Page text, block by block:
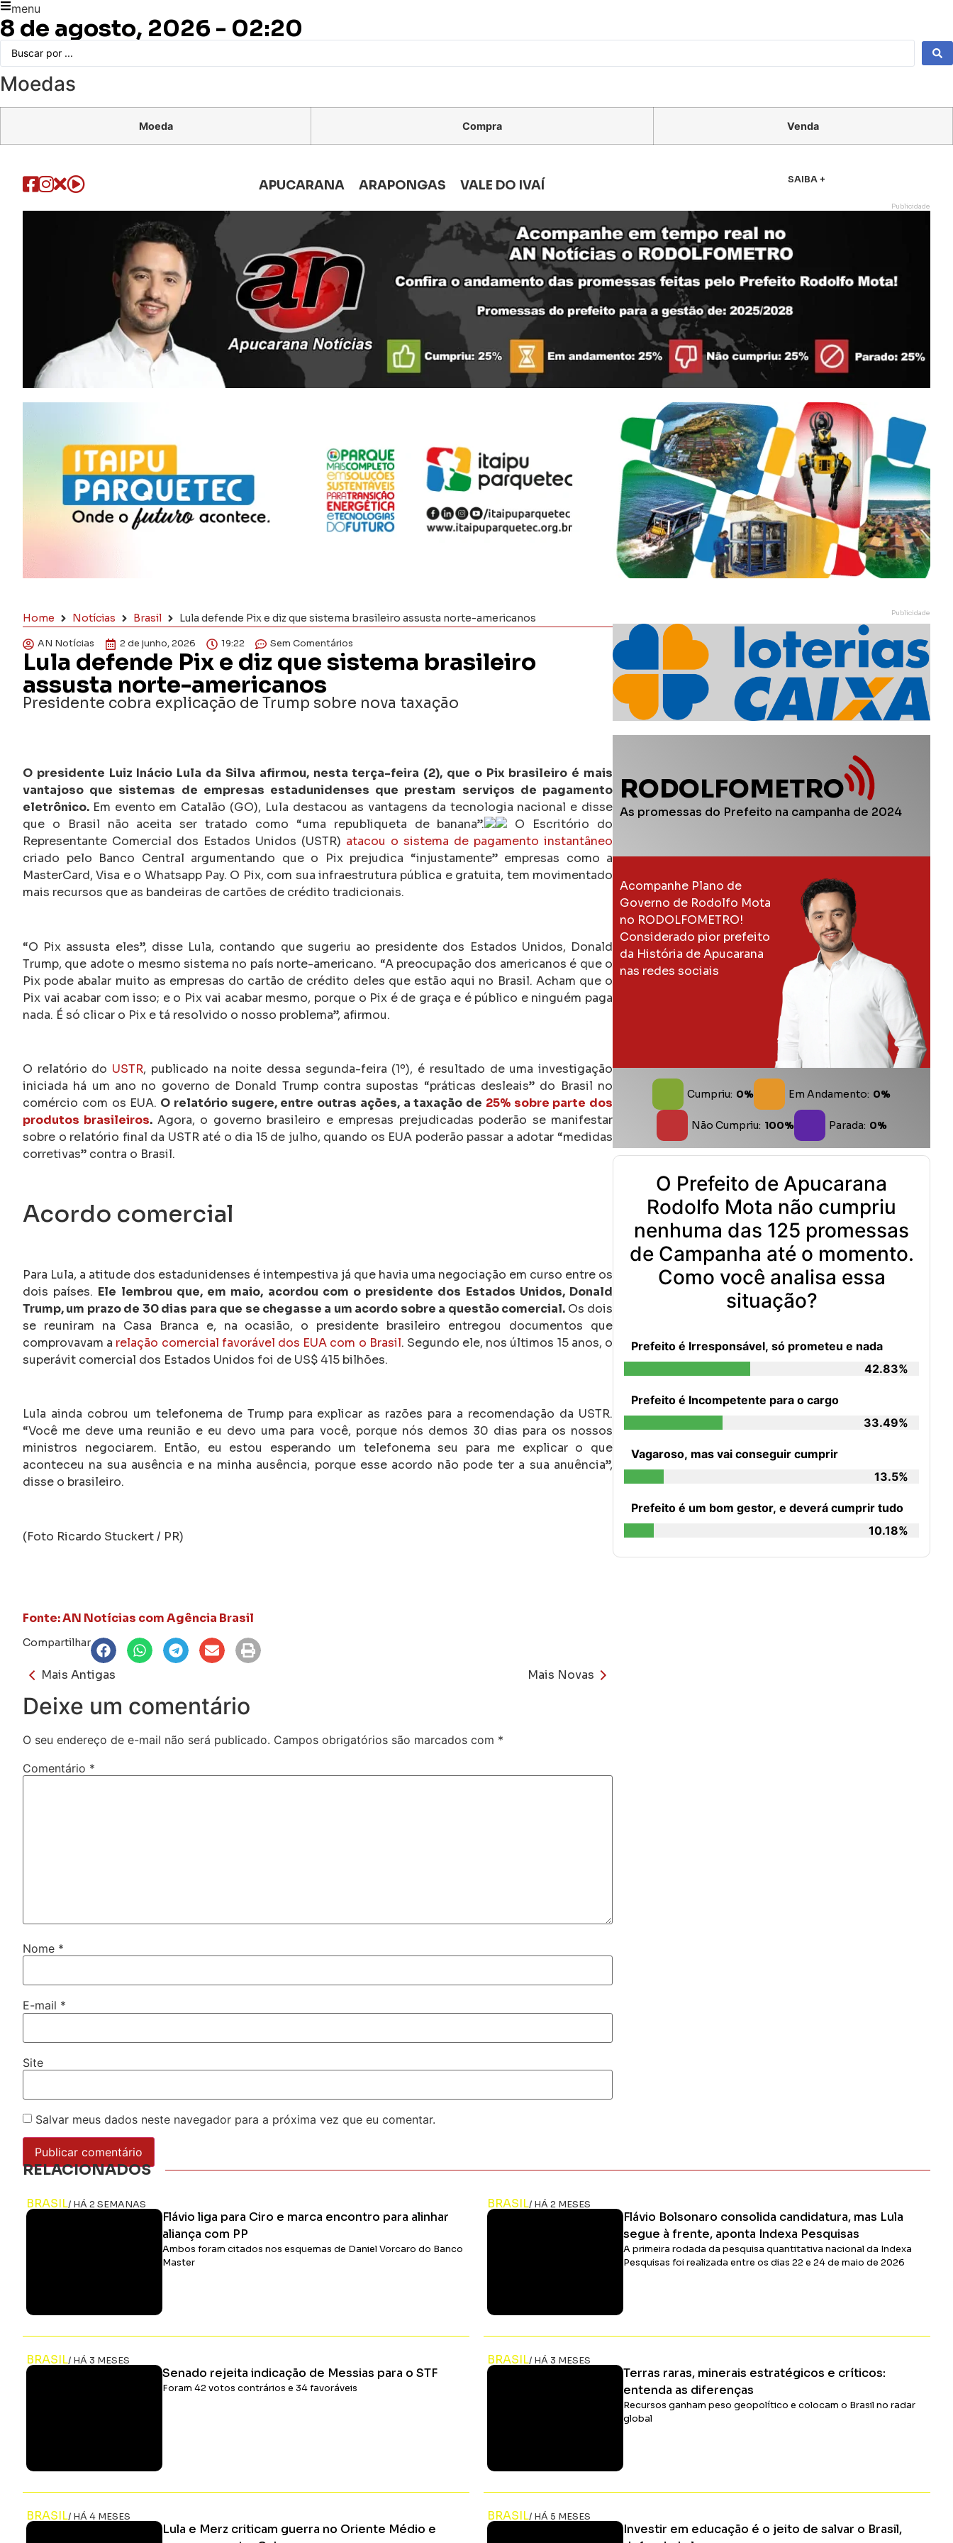
menu
8 de agosto, 2026 - 02:20
Moedas
Moeda Compra Venda
APUCARANA ARAPONGAS VALE DO IVAÍ SAIBA +
Publicidade
Home Notícias Brasil Lula defende Pix e diz que sistema brasileiro assusta norte-americanos
AN Notícias 2 de junho, 2026 19:22 Sem Comentários
Lula defende Pix e diz que sistema brasileiro
assusta norte-americanos
Presidente cobra explicação de Trump sobre nova taxação
O presidente Luiz Inácio Lula da Silva afirmou, nesta terça-feira (2), que o Pix brasileiro é mais
vantajoso que sistemas de empresas estadunidenses que prestam serviços de pagamento
eletrônico. Em evento em Catalão (GO), Lula destacou as vantagens da tecnologia nacional e disse
que o Brasil não aceita ser tratado como “uma republiqueta de banana”.
O Escritório do
Representante Comercial dos Estados Unidos (USTR) atacou o sistema de pagamento instantâneo
criado pelo Banco Central argumentando que o Pix prejudica “injustamente” empresas como a
MasterCard, Visa e o Whatsapp Pay. O Pix, com sua infraestrutura pública e gratuita, tem movimentado
mais recursos que as bandeiras de cartões de crédito tradicionais.
“O Pix assusta eles”, disse Lula, contando que sugeriu ao presidente dos Estados Unidos, Donald
Trump, que adote o mesmo sistema no país norte-americano. “A preocupação dos americanos é que o
Pix pode abalar muito as empresas do cartão de crédito deles que estão aqui no Brasil. Acham que o
Pix vai acabar com isso; e o Pix vai acabar mesmo, porque o Pix é de graça e é público e ninguém paga
nada. É só clicar o Pix e tá resolvido o nosso problema”, afirmou.
O relatório do USTR, publicado na noite dessa segunda-feira (1º), é resultado de uma investigação
iniciada há um ano no governo de Donald Trump contra supostas “práticas desleais” do Brasil no
comércio com os EUA. O relatório sugere, entre outras ações, a taxação de 25% sobre parte dos
produtos brasileiros. Agora, o governo brasileiro e empresas prejudicadas poderão se manifestar
sobre o relatório final da USTR até o dia 15 de julho, quando os EUA poderão passar a adotar “medidas
corretivas” contra o Brasil.
Acordo comercial
Para Lula, a atitude dos estadunidenses é intempestiva já que havia uma negociação em curso entre os
dois países. Ele lembrou que, em maio, acordou com o presidente dos Estados Unidos, Donald
Trump, um prazo de 30 dias para que se chegasse a um acordo sobre a questão comercial. Os dois
se reuniram na Casa Branca e, na ocasião, o presidente brasileiro entregou documentos que
comprovavam a relação comercial favorável dos EUA com o Brasil. Segundo ele, nos últimos 15 anos, o
superávit comercial dos Estados Unidos foi de US$ 415 bilhões.
Lula ainda cobrou um telefonema de Trump para explicar as razões para a recomendação da USTR.
“Você me deve uma reunião e eu devo uma para você, porque nós demos 30 dias para os nossos
ministros negociarem. Então, eu estou esperando um telefonema seu para me explicar o que
aconteceu na sua ausência e na minha ausência, porque esse acordo não pode ter a sua anuência”,
disse o brasileiro.
(Foto Ricardo Stuckert / PR)
Fonte: AN Notícias com Agência Brasil
Compartilhar
Mais Antigas Mais Novas
Deixe um comentário
O seu endereço de e-mail não será publicado. Campos obrigatórios são marcados com *
Comentário *
Nome *
E-mail *
Site
Salvar meus dados neste navegador para a próxima vez que eu comentar.
Publicidade
RODOLFOMETRO
As promessas do Prefeito na campanha de 2024
Acompanhe Plano de
Governo de Rodolfo Mota
no RODOLFOMETRO!
Considerado pior prefeito
da História de Apucarana
nas redes sociais
Cumpriu: 0% Em Andamento: 0%
Não Cumpriu: 100% Parada: 0%
O Prefeito de Apucarana
Rodolfo Mota não cumpriu
nenhuma das 125 promessas
de Campanha até o momento.
Como você analisa essa
situação?
Prefeito é Irresponsável, só prometeu e nada
42.83%
Prefeito é Incompetente para o cargo
33.49%
Vagaroso, mas vai conseguir cumprir
13.5%
Prefeito é um bom gestor, e deverá cumprir tudo
10.18%
RELACIONADOS
BRASIL/ HÁ 2 SEMANAS
Flávio liga para Ciro e marca encontro para alinhar
aliança com PP
Ambos foram citados nos esquemas de Daniel Vorcaro do Banco
Master
BRASIL/ HÁ 2 MESES
Flávio Bolsonaro consolida candidatura, mas Lula
segue à frente, aponta Indexa Pesquisas
A primeira rodada da pesquisa quantitativa nacional da Indexa
Pesquisas foi realizada entre os dias 22 e 24 de maio de 2026
BRASIL/ HÁ 3 MESES
Senado rejeita indicação de Messias para o STF
Foram 42 votos contrários e 34 favoráveis
BRASIL/ HÁ 3 MESES
Terras raras, minerais estratégicos e críticos:
entenda as diferenças
Recursos ganham peso geopolítico e colocam o Brasil no radar
global
BRASIL/ HÁ 4 MESES
Lula e Merz criticam guerra no Oriente Médio e
BRASIL/ HÁ 5 MESES
Investir em educação é o jeito de salvar o Brasil,